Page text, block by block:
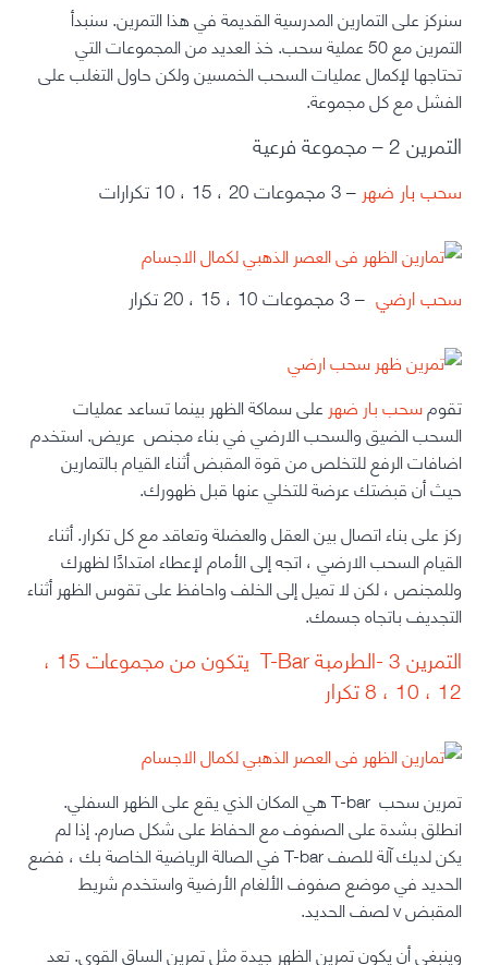
سنركز على التمارين المدرسية القديمة في هذا التمرين.سنبدأ
التمرين مع 50 عملية سحب. خذ العديد من المجموعات التي
تحتاجها لإكمال عمليات السحب الخمسين ولكن حاول التغلب على
الفشل مع كل مجموعة.
التمرين 2 – مجموعة فرعية
سحب بار ضهر – 3 مجموعات 20 ، 15 ، 10 تكرارات
سحب ارضي – 3 مجموعات 10 ، 15 ، 20 تكرار
تقومسحب بار ضهرعلى سماكة الظهر بينما تساعد عمليات
السحب الضيق والسحب الارضي في بناء مجنص عريض. استخدم
اضافات الرفع للتخلص من قوة المقبض أثناء القيام بالتمارين
حيث أن قبضتك عرضة للتخلي عنها قبل ظهورك.
ركز على بناء اتصال بين العقل والعضلة وتعاقد مع كل تكرار. أثناء
القيام السحب الارضي ، اتجه إلى الأمام لإعطاء امتدادًا لظهرك
وللمجنص ، لكن لا تميل إلى الخلف واحافظ على تقوس الظهر أثناء
التجديف باتجاه جسمك.
التمرين 3 -الطرمبة T-Bar يتكون من مجموعات 15 ،
12 ، 10 ، 8 تكرار
تمرين سحب T-bar هي المكان الذي يقع على الظهر السفلي.
انطلق بشدة على الصفوف مع الحفاظ على شكل صارم. إذا لم
يكن لديك آلة للصف T-bar في الصالة الرياضية الخاصة بك ، فضع
الحديد في موضع صفوف الألغام الأرضية واستخدم شريط
المقبض v لصف الحديد.
وينبغي أن يكون تمرين الظهر جيدة مثل تمرين الساق القوى. تعد